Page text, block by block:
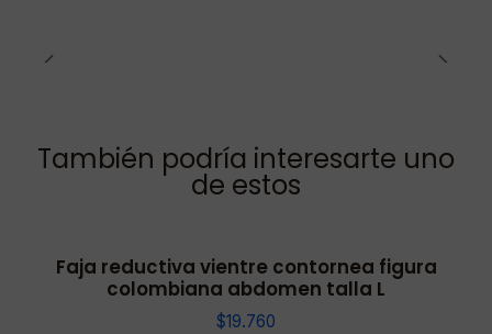
También podría interesarte uno
de estos
Faja reductiva vientre contornea figura
colombiana abdomen talla L
$19.760